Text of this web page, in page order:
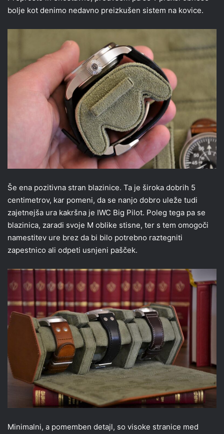
bolje kot denimo nedavno preizkušen sistem na kovice.
Še ena pozitivna stran blazinice. Ta je široka dobrih 5
centimetrov, kar pomeni, da se nanjo dobro uleže tudi
zajetnejša ura kakršna je IWC Big Pilot. Poleg tega pa se
blazinica, zaradi svoje M oblike stisne, ter s tem omogoči
namestitev ure brez da bi bilo potrebno raztegniti
zapestnico ali odpeti usnjeni pašček.
Minimalni, a pomemben detajl, so visoke stranice med